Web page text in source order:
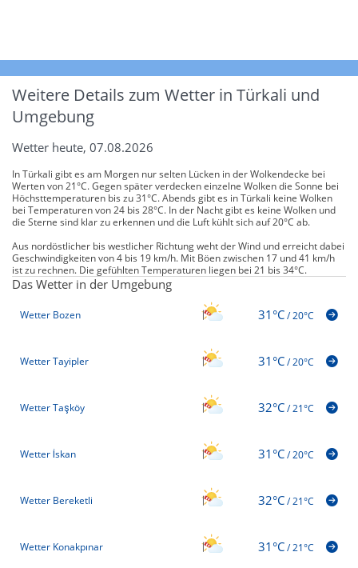
Weitere Details zum Wetter in Türkali und
Umgebung
Wetter heute, 07.08.2026
In Türkali gibt es am Morgen nur selten Lücken in der Wolkendecke bei
Werten von 21°C. Gegen später verdecken einzelne Wolken die Sonne bei
Höchsttemperaturen bis zu 31°C. Abends gibt es in Türkali keine Wolken
bei Temperaturen von 24 bis 28°C. In der Nacht gibt es keine Wolken und
die Sterne sind klar zu erkennen und die Luft kühlt sich auf 20°C ab.
Aus nordöstlicher bis westlicher Richtung weht der Wind und erreicht dabei
Geschwindigkeiten von 4 bis 19 km/h. Mit Böen zwischen 17 und 41 km/h
ist zu rechnen. Die gefühlten Temperaturen liegen bei 21 bis 34°C.
Das Wetter in der Umgebung
Wetter Bozen 31°C/20°C
Wetter Tayipler 31°C/20°C
Wetter Taşköy 32°C/21°C
Wetter İskan 31°C/20°C
Wetter Bereketli 32°C/21°C
Wetter Konakpınar 31°C/21°C